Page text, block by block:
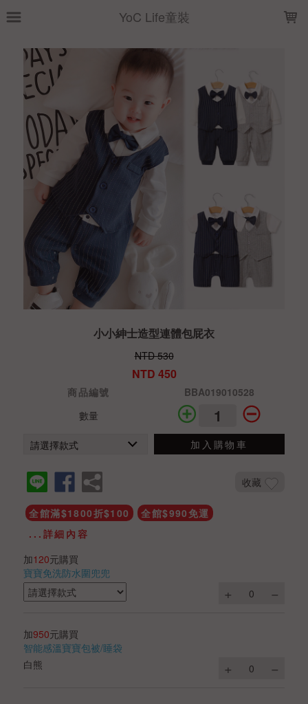
YoC Life童裝
小小紳士造型連體包屁衣
NTD 530
NTD 450
商品編號
BBA019010528
數量
加入購物車
收藏
全館滿$1800折$100
全館$990免運
...詳細內容
加120元購買
寶寶免洗防水圍兜兜
加950元購買
智能感溫寶寶包被/睡袋
白熊